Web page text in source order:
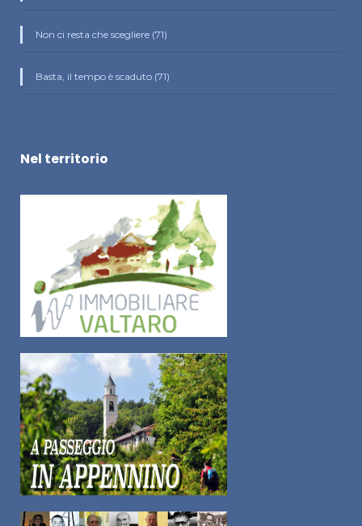
Non ci resta che scegliere (71)
Basta, il tempo è scaduto (71)
Nel territorio